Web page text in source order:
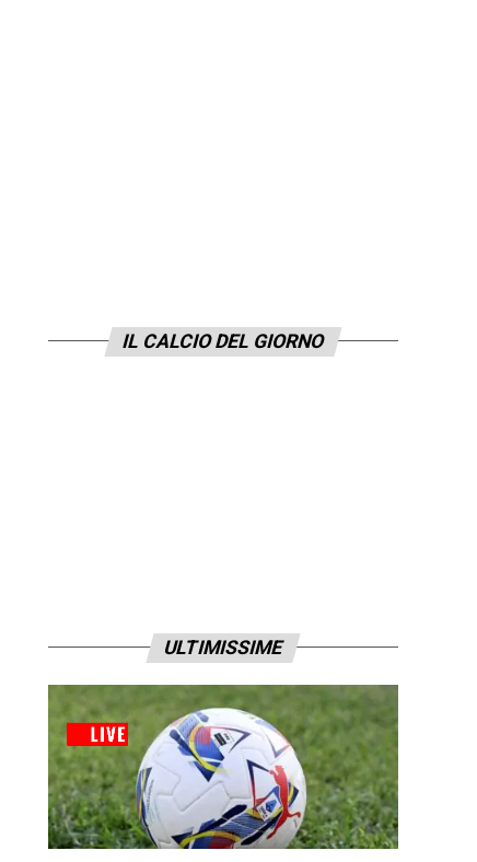
IL CALCIO DEL GIORNO
ULTIMISSIME